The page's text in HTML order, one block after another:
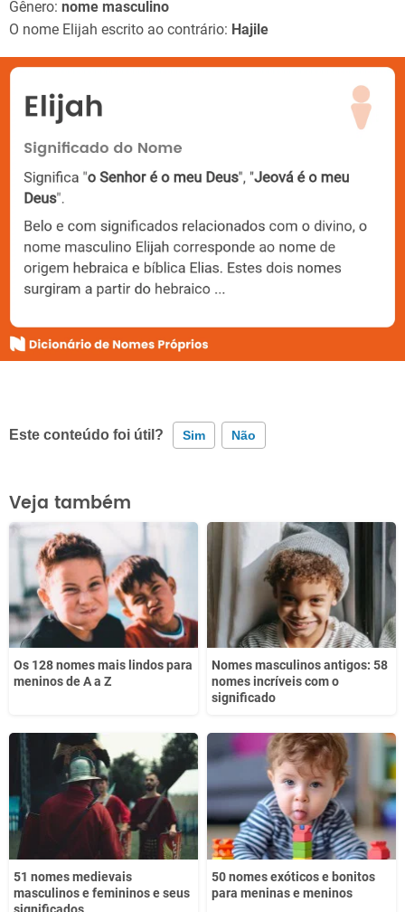
Gênero: nome masculino
O nome Elijah escrito ao contrário: Hajile
Este conteúdo foi útil? Sim Não
Este conteúdo contém informação incorreta
Este conteúdo não tem a informação que procuro
Outro
Veja também
Os 128 nomes mais lindos para
meninos de A a Z
Nomes masculinos antigos: 58
nomes incríveis com o
significado
51 nomes medievais
masculinos e femininos e seus
significados
50 nomes exóticos e bonitos
para meninas e meninos